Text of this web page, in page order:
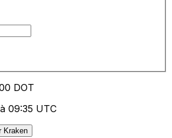
DOT
09:35 UTC
Kraken